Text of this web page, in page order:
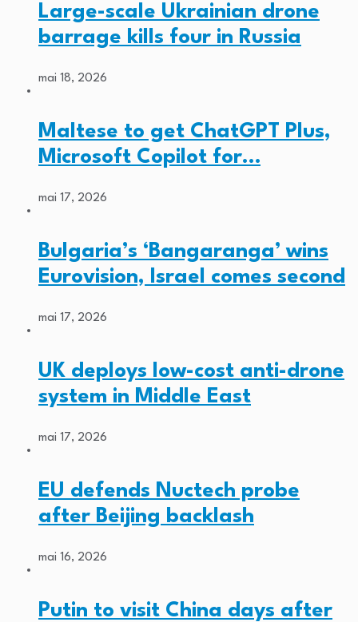
Large-scale Ukrainian drone
barrage kills four in Russia
mai 18, 2026
Maltese to get ChatGPT Plus,
Microsoft Copilot for…
mai 17, 2026
Bulgaria’s ‘Bangaranga’ wins
Eurovision, Israel comes second
mai 17, 2026
UK deploys low-cost anti-drone
system in Middle East
mai 17, 2026
EU defends Nuctech probe
after Beijing backlash
mai 16, 2026
Putin to visit China days after